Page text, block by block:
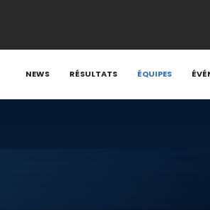
NEWS RÉSULTATS ÉQUIPES